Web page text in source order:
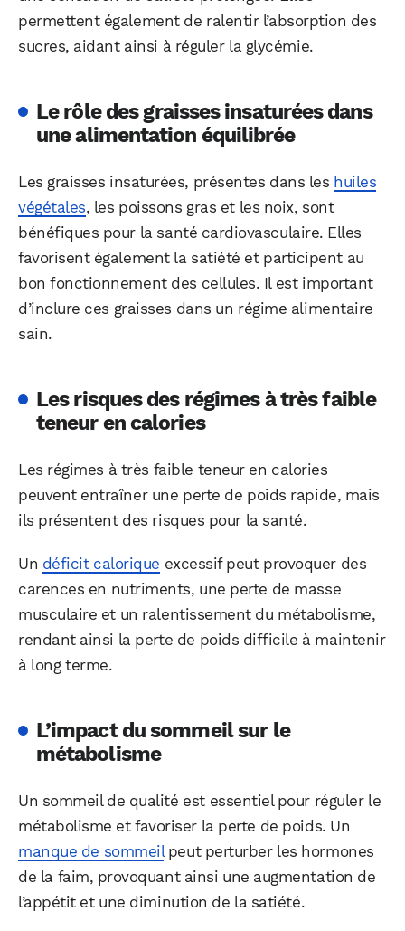
permettent également de ralentir l’absorption des
sucres, aidant ainsi à réguler la glycémie.
Le rôle des graisses insaturées dans
une alimentation équilibrée
Les graisses insaturées, présentes dans les huiles
végétales, les poissons gras et les noix, sont
bénéfiques pour la santé cardiovasculaire. Elles
favorisent également la satiété et participent au
bon fonctionnement des cellules. Il est important
d’inclure ces graisses dans un régime alimentaire
sain.
Les risques des régimes à très faible
teneur en calories
Les régimes à très faible teneur en calories
peuvent entraîner une perte de poids rapide, mais
ils présentent des risques pour la santé.
Un déficit calorique excessif peut provoquer des
carences en nutriments, une perte de masse
musculaire et un ralentissement du métabolisme,
rendant ainsi la perte de poids difficile à maintenir
à long terme.
L’impact du sommeil sur le
métabolisme
Un sommeil de qualité est essentiel pour réguler le
métabolisme et favoriser la perte de poids. Un
manque de sommeilpeut perturber les hormones
de la faim, provoquant ainsi une augmentation de
l’appétit et une diminution de la satiété.
Telegram